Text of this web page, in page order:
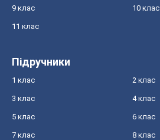
9 клас 10 клас
11 клас
Підручники
1 клас 2 клас
3 клас 4 клас
5 клас 6 клас
7 клас 8 клас